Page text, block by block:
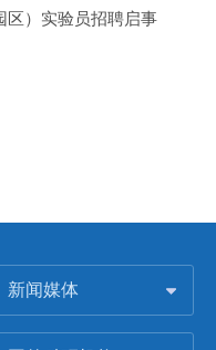
区）实验员招聘启事
新闻媒体